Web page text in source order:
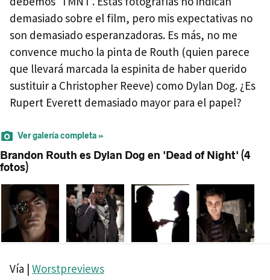
demasiado sobre el film, pero mis expectativas no
son demasiado esperanzadoras. Es más, no me
convence mucho la pinta de Routh (quien parece
que llevará marcada la espinita de haber querido
sustituir a Christopher Reeve) como Dylan Dog. ¿Es
Rupert Everett demasiado mayor para el papel?
Ver galería completa »
Brandon Routh es Dylan Dog en 'Dead of Night' (4
fotos)
Vía | Worstpreviews